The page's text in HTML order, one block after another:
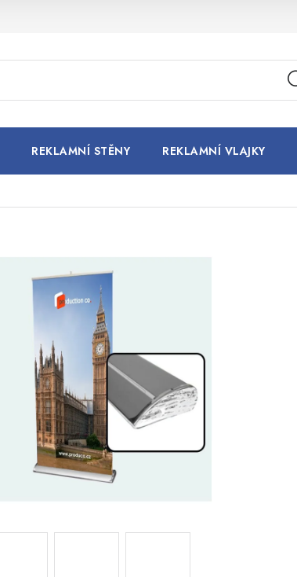
REKLAMNÍ STĚNY REKLAMNÍ VLAJKY